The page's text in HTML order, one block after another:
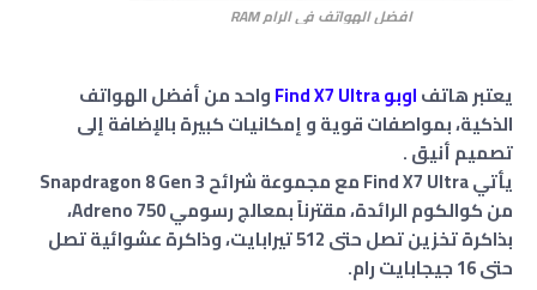
افضل الهواتف في الرام RAM
يعتبر هاتفاوبو Find X7 Ultra
واحد من أفضل الهواتف
الذكية، بمواصفات قوية و إمكانيات كبيرة بالإضافة إلى
تصميم أنيق .
يأتي Find X7 Ultra مع مجموعة شرائح Snapdragon 8 Gen 3
من كوالكوم الرائدة، مقترناً بمعالج رسومي Adreno 750،
بذاكرة تخزين تصل حتى 512 تيرابايت، وذاكرة عشوائية تصل
حتى 16 جيجابايت رام.